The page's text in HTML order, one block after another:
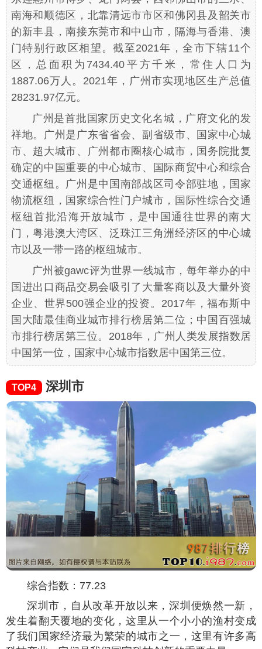
南海和顺德区，北靠清远市市区和佛冈县及韶关市
的新丰县，南接东莞市和中山市，隔海与香港、澳
门特别行政区相望。截至2021年，全市下辖11个
区，总面积为7434.40平方千米，常住人口为
1887.06万人。2021年，广州市实现地区生产总值
28231.97亿元。
广州是首批国家历史文化名城，广府文化的发
祥地。广州是广东省省会、副省级市、国家中心城
市、超大城市、广州都市圈核心城市，国务院批复
确定的中国重要的中心城市、国际商贸中心和综合
交通枢纽。广州是中国南部战区司令部驻地，国家
物流枢纽，国家综合性门户城市，国际性综合交通
枢纽首批沿海开放城市，是中国通往世界的南大
门，粤港澳大湾区、泛珠江三角洲经济区的中心城
市以及一带一路的枢纽城市。
广州被gawc评为世界一线城市，每年举办的中
国进出口商品交易会吸引了大量客商以及大量外资
企业、世界500强企业的投资。2017年，福布斯中
国大陆最佳商业城市排行榜居第二位；中国百强城
市排行榜居第三位。2018年，广州人类发展指数居
中国第一位，国家中心城市指数居中国第三位。
TOP4 深圳市
综合指数：77.23
深圳市，自从改革开放以来，深圳便焕然一新，
发生着翻天覆地的变化，这里从一个小小的渔村变成
了我们国家经济最为繁荣的城市之一，这里有许多高